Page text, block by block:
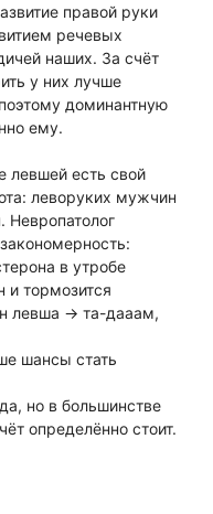
правой руки
речевых
наших. За счёт
у них лучше
доминантную
ему.
левшей есть свой
леворуких мужчин
в утробе
и тормозится
левша -> та-дааам,
шансы стать
но в большинстве
определённо стоит.